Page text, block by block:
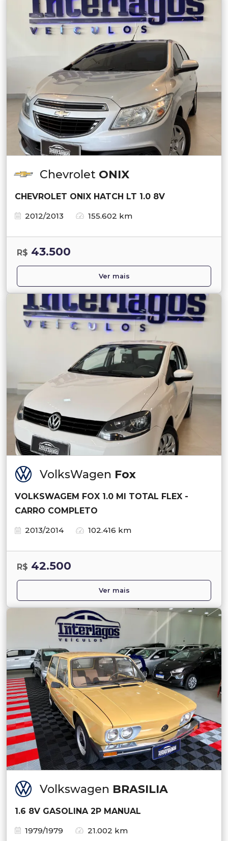
Chevrolet ONIX
CHEVROLET ONIX HATCH LT 1.0 8V
2012/2013
155.602 km
R$ 43.500
Ver mais
VolksWagen Fox
VOLKSWAGEM FOX 1.0 MI TOTAL FLEX -
CARRO COMPLETO
2013/2014
102.416 km
R$ 42.500
Ver mais
Volkswagen BRASILIA
1.6 8V GASOLINA 2P MANUAL
1979/1979
21.002 km